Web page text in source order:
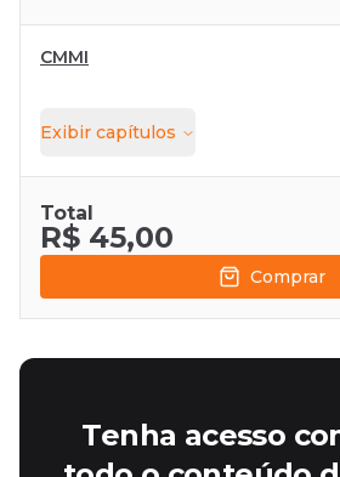
CMMI
Exibir capítulos
Total
R$ 45,00
Comprar
Tenha acesso